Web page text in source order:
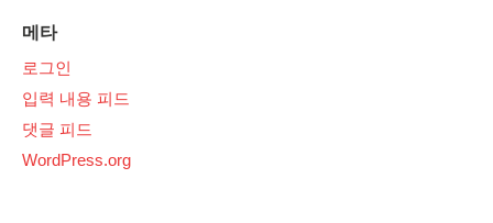
메타
로그인
입력 내용 피드
댓글 피드
WordPress.org